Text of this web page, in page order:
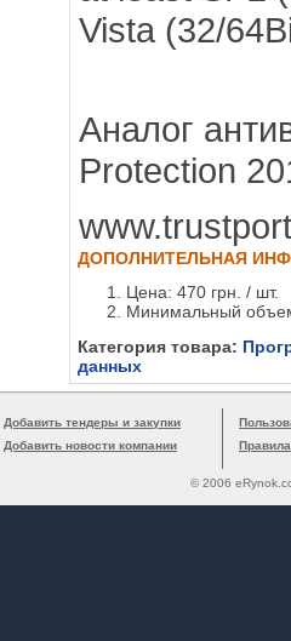
Vista (32/
Аналог
Protection
ДОПОЛНИТЕЛЬНАЯ
Цена: 470 грн. / шт.
Минимальный
Категория товара:
данных
Добавить тендеры и закупки
Добавить новости компании
© 2006